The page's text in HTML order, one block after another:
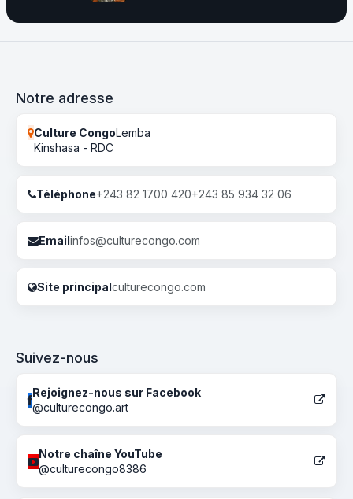
Notre adresse
Culture CongoLemba
Kinshasa - RDC
Téléphone+243 82 1700 420+243 85 934 32 06
Emailinfos@culturecongo.com
Site principalculturecongo.com
Suivez-nous
Rejoignez-nous sur Facebook
@culturecongo.art
Notre chaîne YouTube
@culturecongo8386